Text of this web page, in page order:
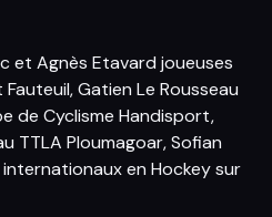
et Agnès Etavard joueuses
Gatien Le Rousseau
de Cyclisme Handisport,
TTLA Ploumagoar, Sofian
en Hockey sur